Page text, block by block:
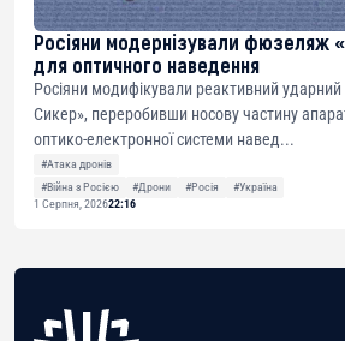
Росіяни модернізували фюзеляж
для оптичного наведення
Росіяни модифікували реактивний
Сикер», переробивши носову частину
оптико-електронної системи навед...
#Атака дронів
#Війна з Росією
#Дрони #Росія
#Україна
1 Серпня, 202622:16